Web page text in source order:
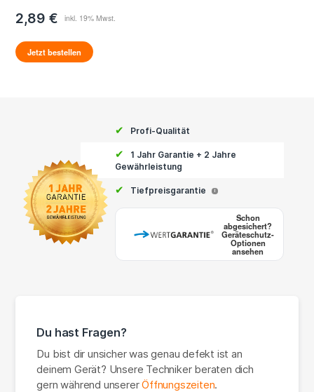
2,89 €
Jetzt bestellen
✔ Profi-Qualität
✔
1 Jahr Garantie + 2 Jahre
Gewährleistung
✔ Tiefpreisgarantie i
Schon
abgesichert?
Geräteschutz-
Optionen
ansehen
Du hast Fragen?
Du bist dir unsicher was genau defekt ist an
deinem Gerät? Unsere Techniker beraten dich
gern während unsererÖffnungszeiten.